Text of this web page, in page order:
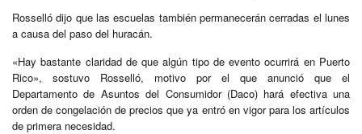
Rosselló dijo que las escuelas también permanecerán cerradas el lunes
a causa del paso del huracán.
«Hay bastante claridad de que algún tipo de evento ocurrirá en Puerto
Rico», sostuvo Rosselló, motivo por el que anunció que el
Departamento de Asuntos del Consumidor (Daco) hará efectiva una
orden de congelación de precios que ya entró en vigor para los artículos
de primera necesidad.